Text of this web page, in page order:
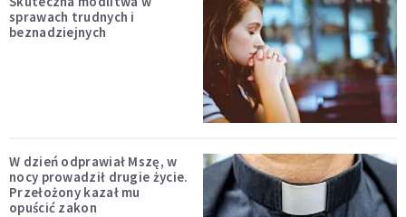
sprawach trudnych i
beznadziejnych
W dzień odprawiał Mszę, w
nocy prowadził drugie życie.
Przełożony kazał mu
opuścić zakon